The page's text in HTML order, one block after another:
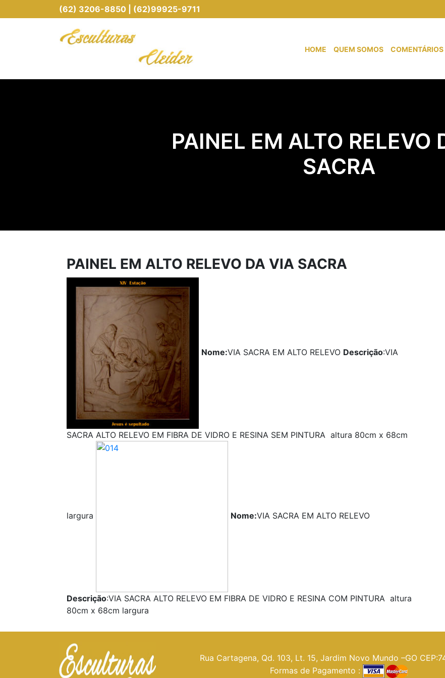
(62) 3206-8850 | (62)99925-9711
HOME QUEM SOMOS COMENTÁRIOS
PAINEL EM ALTO RELEVO
SACRA
PAINEL EM ALTO RELEVO DA VIA SACRA
Nome:VIA SACRA EM ALTO RELEVO Descrição:VIA
SACRA ALTO RELEVO EM FIBRA DE VIDRO E RESINA SEM PINTURA altura 80cm x 68cm
largura Nome:VIA SACRA EM ALTO RELEVO
Descrição:VIA SACRA ALTO RELEVO EM FIBRA DE VIDRO E RESINA COM PINTURA altura
80cm x 68cm largura
Rua Cartagena, Qd. 103, Lt. 15, Jardim Novo Mundo –GO
Formas de Pagamento :